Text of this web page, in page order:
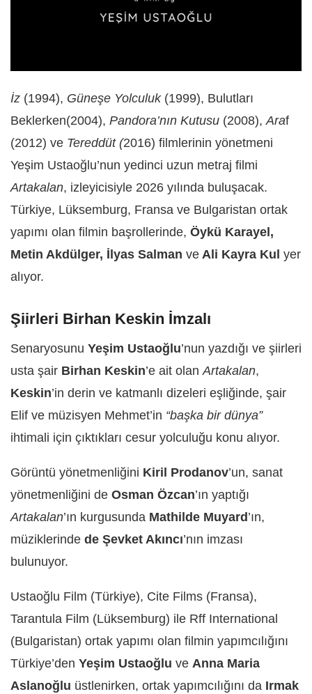
İz (1994), Güneşe Yolculuk(1999), Bulutları
Beklerken(2004), Pandora’nın Kutusu (2008), Araf
(2012) ve Tereddüt (2016) filmlerinin yönetmeni
Yeşim Ustaoğlu’nun yedinci uzun metraj filmi
Artakalan, izleyicisiyle 2026 yılında buluşacak.
Türkiye, Lüksemburg, Fransa ve Bulgaristan ortak
yapımı olan filmin başrollerinde, Öykü Karayel,
Metin Akdülger, İlyas Salman ve Ali Kayra Kul yer
alıyor.
Şiirleri Birhan Keskin İmzalı
Senaryosunu Yeşim Ustaoğlu’nun yazdığı ve şiirleri
usta şair Birhan Keskin’e ait olanArtakalan,
Keskin’in derin ve katmanlı dizeleri eşliğinde, şair
Elif ve müzisyen Mehmet’in “başka bir dünya”
ihtimali için çıktıkları cesur yolculuğu konu alıyor.
Görüntü yönetmenliğini Kiril Prodanov’un, sanat
yönetmenliğini de Osman Özcan’ın yaptığı
Artakalan’ın kurgusunda Mathilde Muyard ’ın,
müziklerinde de Şevket Akıncı’nın imzası
bulunuyor.
Ustaoğlu Film (Türkiye), Cite Films (Fransa),
Tarantula Film (Lüksemburg) ile Rff International
(Bulgaristan) ortak yapımı olan filmin yapımcılığını
Türkiye’den Yeşim Ustaoğlu ve Anna Maria
Aslanoğlu üstlenirken, ortak yapımcılığını da Irmak